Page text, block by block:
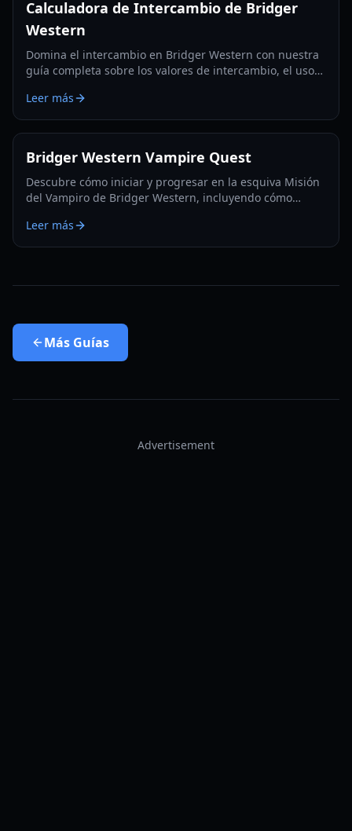
Calculadora de Intercambio de Bridger
Western
Domina el intercambio en Bridger Western con nuestra
guía completa sobre los valores de intercambio, el uso
informadas.
Leer más
Bridger Western Vampire Quest
Descubre cómo iniciar y progresar en la esquiva Misión
del Vampiro de Bridger Western, incluyendo cómo
Leer más
Más Guías
Advertisement